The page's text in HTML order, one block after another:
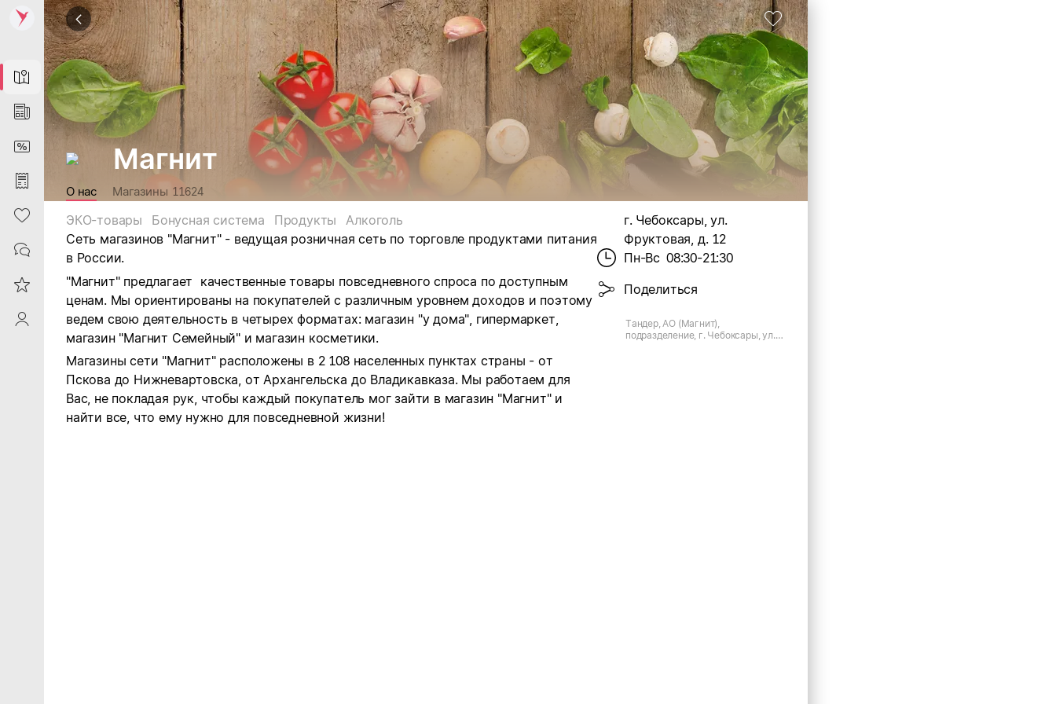
Map
News
DiscountCard
Purchases
Heart
Contacts
Reviews
ProfileSaby
Магнит
О нас Магазины 11624
ЭКО-товары Бонусная система Продукты
Алкоголь
Сеть магазинов "Магнит" - ведущая розничная сеть по торговле продуктами питания
в России.
"Магнит" предлагает качественные товары повседневного спроса по доступным
ценам. Мы ориентированы на покупателей с различным уровнем доходов и поэтому
ведем свою деятельность в четырех форматах: магазин "у дома", гипермаркет,
магазин "Магнит Семейный" и магазин косметики.
Магазины сети "Магнит" расположены в 2 108 населенных пунктах страны - от
Пскова до Нижневартовска, от Архангельска до Владикавказа. Мы работаем для
Вас, не покладая рук, чтобы каждый покупатель мог зайти в магазин "Магнит" и
найти все, что ему нужно для повседневной жизни!
г. Чебоксары, ул.
Фруктовая, д. 12
Пн-Вс 08:30-21:30
Поделиться
Тандер, АО (Магнит),
подразделение, г. Чебоксары, ул.